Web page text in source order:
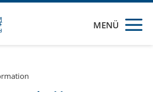
MENÜ